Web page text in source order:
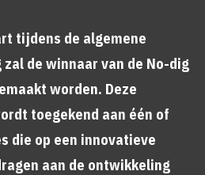
tijdens de algemene
de winnaar van de No-dig
worden. Deze
toegekend aan één of
die op een innovatieve
aan de ontwikkeling